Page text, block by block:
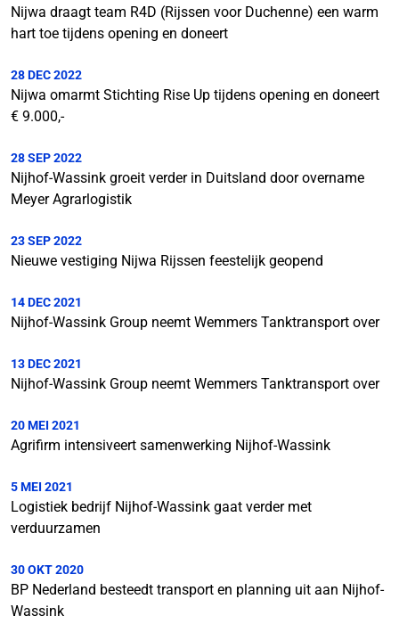
Nijwa draagt team R4D (Rijssen voor Duchenne) een warm
hart toe tijdens opening en doneert
28 DEC 2022
Nijwa omarmt Stichting Rise Up tijdens opening en doneert
€ 9.000,-
28 SEP 2022
Nijhof-Wassink groeit verder in Duitsland door overname
Meyer Agrarlogistik
23 SEP 2022
Nieuwe vestiging Nijwa Rijssen feestelijk geopend
14 DEC 2021
Nijhof-Wassink Group neemt Wemmers Tanktransport over
13 DEC 2021
Nijhof-Wassink Group neemt Wemmers Tanktransport over
20 MEI 2021
Agrifirm intensiveert samenwerking Nijhof-Wassink
5 MEI 2021
Logistiek bedrijf Nijhof-Wassink gaat verder met
verduurzamen
30 OKT 2020
BP Nederland besteedt transport en planning uit aan Nijhof-
Wassink